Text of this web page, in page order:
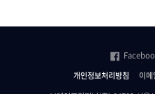
개인정보처리방침 이